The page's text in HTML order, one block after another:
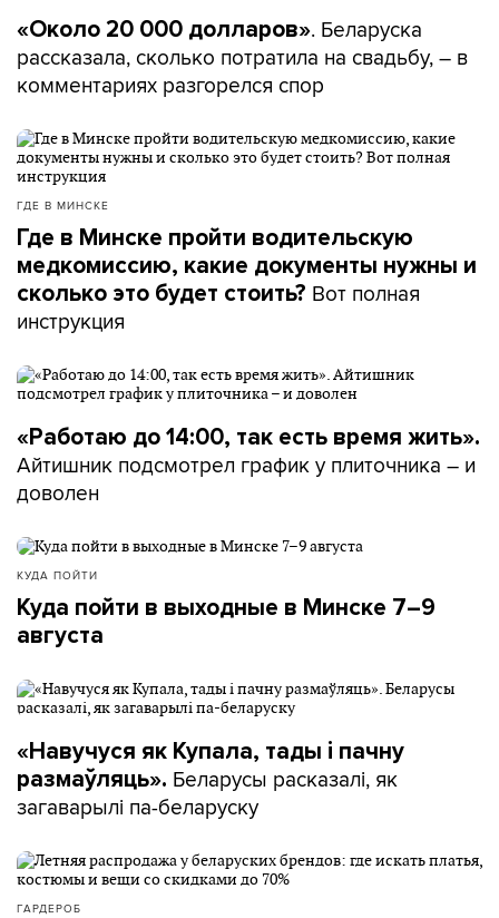
«Около 20 000 долларов». Беларуска
рассказала, сколько потратила на свадьбу, – в
комментариях разгорелся спор
ГДЕ В МИНСКЕ
Где в Минске пройти водительскую
медкомиссию, какие документы нужны и
сколько это будет стоить? Вот полная
инструкция
«Работаю до 14:00, так есть время жить».
Айтишник подсмотрел график у плиточника – и
доволен
КУДА ПОЙТИ
Куда пойти в выходные в Минске 7–9
августа
«Навучуся як Купала, тады і пачну
размаўляць». Беларусы расказалі, як
загаварылі па-беларуску
ГАРДЕРОБ